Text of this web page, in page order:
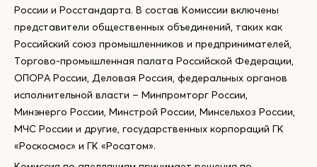
России и Росстандарта. В состав Комиссии включены
представители общественных объединений, таких как
Российский союз промышленников и предпринимателей,
Торгово-промышленная палата Российской Федерации,
ОПОРА России, Деловая Россия, федеральных органов
исполнительной власти – Минпромторг России,
Минэнерго России, Минстрой России, Минсельхоз России,
МЧС России и другие, государственных корпораций ГК
«Роскосмос» и ГК «Росатом».